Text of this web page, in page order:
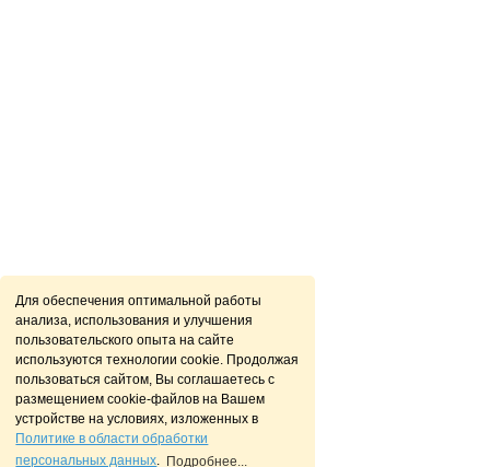
Для обеспечения оптимальной работы
анализа, использования и улучшения
пользовательского опыта на сайте
используются технологии cookie. Продолжая
пользоваться сайтом, Вы соглашаетесь с
размещением cookie-файлов на Вашем
устройстве на условиях, изложенных в
Политике в области обработки
персональных данных. Подробнее...